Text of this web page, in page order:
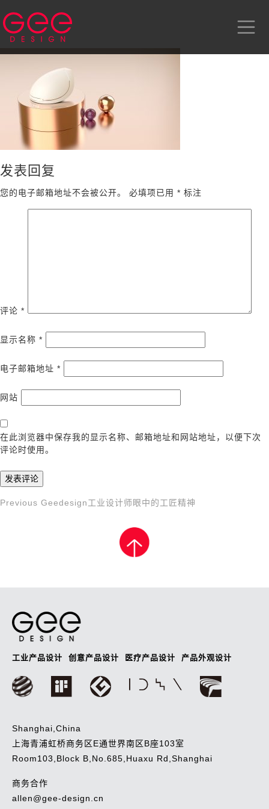
发表回复
您的电子邮箱地址不会被公开。 必填项已用 * 标注
评论 *
显示名称 *
电子邮箱地址 *
网站
在此浏览器中保存我的显示名称、邮箱地址和网站地址，以便下次
评论时使用。
文
Previous
Previous Geedesign工业设计师眼中的工匠精神
工业产品设计 创意产品设计 医疗产品设计 产品外观设计
Shanghai,China
上海青浦虹桥商务区E通世界南区B座103室
Room103,Block B,No.685,Huaxu Rd,Shanghai
商务合作
allen@gee-design.cn